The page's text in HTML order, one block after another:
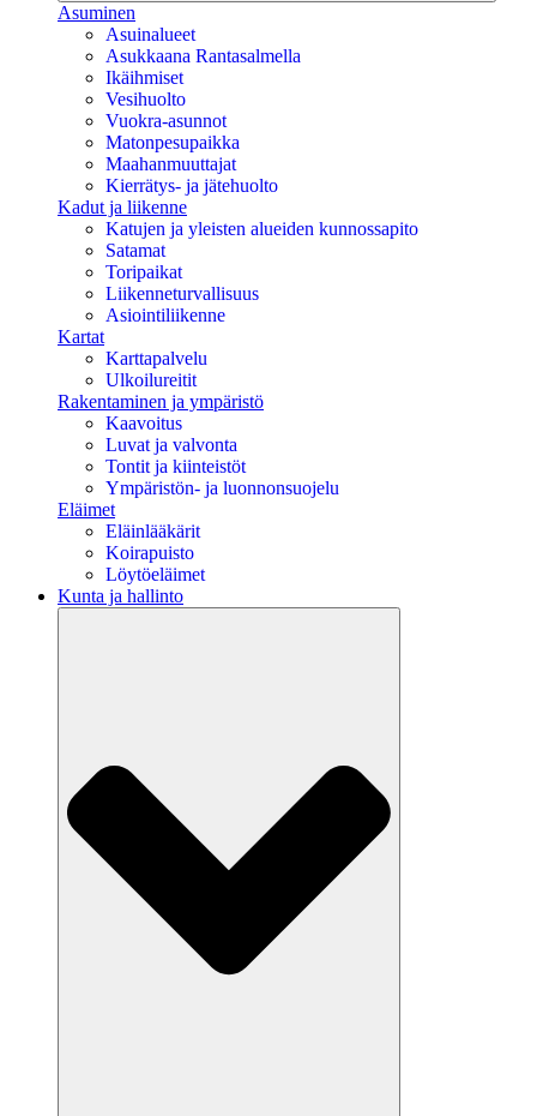
Asuminen
Asuinalueet
Asukkaana Rantasalmella
Ikäihmiset
Vesihuolto
Vuokra-asunnot
Matonpesupaikka
Maahanmuuttajat
Kierrätys- ja jätehuolto
Kadut ja liikenne
Katujen ja yleisten alueiden kunnossapito
Satamat
Toripaikat
Liikenneturvallisuus
Asiointiliikenne
Kartat
Karttapalvelu
Ulkoilureitit
Rakentaminen ja ympäristö
Kaavoitus
Luvat ja valvonta
Tontit ja kiinteistöt
Ympäristön- ja luonnonsuojelu
Eläimet
Eläinlääkärit
Koirapuisto
Löytöeläimet
Kunta ja hallinto